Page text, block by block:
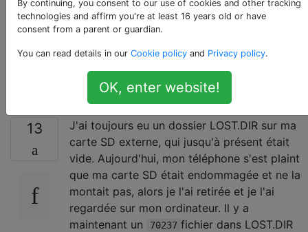
dans LOST.DIR sur
ma carte SD, et quels
sont-ils?
13
J'ai toujours eu un dossier LOST.DIR sur ma
carte SD externe, qui jusqu'à présent était
vide. Aujourd'hui, mon téléphone s'est plaint
que ma carte SD était endommagée et ne la
montait pas, alors je l'ai retirée et je l'ai
regardée sur mon ordinateur. Il y a
maintenant un
70237 fichier dans LOST.DIR
By continuing, you consent to our use of cookies and other tracking
technologies and affirm you're at least 16 years old or have
consent from a parent or guardian.
You can read details in our Cookie policy and Privacy policy.
OK, enter website!